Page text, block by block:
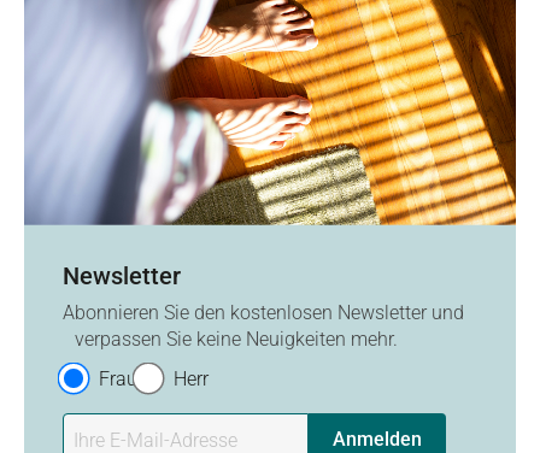
Newsletter
Abonnieren Sie den kostenlosen Newsletter und
verpassen Sie keine Neuigkeiten mehr.
Frau
Herr
Anmelden